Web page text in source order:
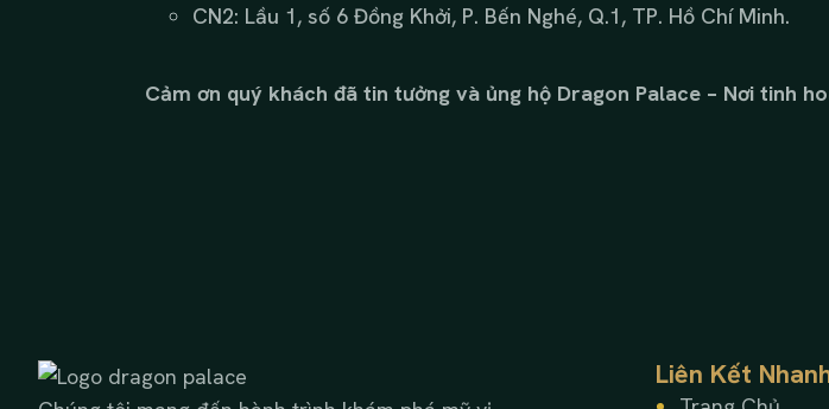
CN2: Lầu 1, số 6 Đồng Khởi, P. Bến Nghé, Q.1, TP. Hồ Chí Minh.
Cảm ơn quý khách đã tin tưởng và ủng hộ Dragon Palace – Nơi tinh
Liên Kết